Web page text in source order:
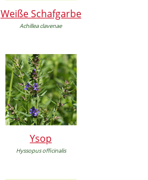
Weiße Schafgarbe
Achillea clavenae
Ysop
Hyssopus officinalis